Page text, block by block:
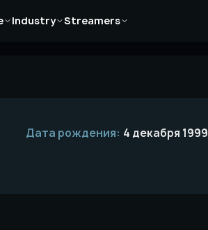
Industry
Статьи
Streamers
Статьи
Дата рождения: 4 декабря 1999